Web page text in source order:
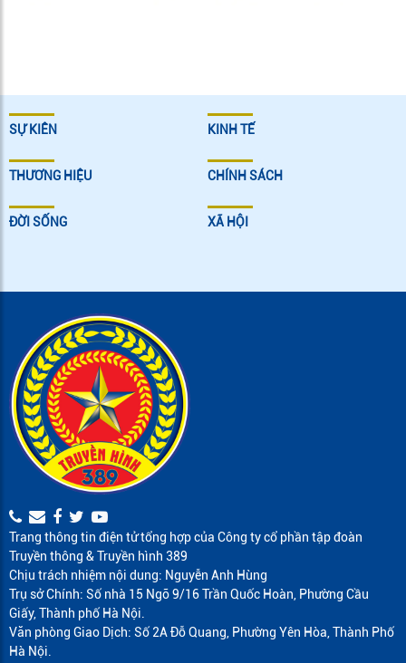
SỰ KIÊN KINH TẾ
THƯƠNG HIỆU CHÍNH SÁCH
ĐỜI SỐNG XÃ HỘI
Trang thông tin điện tử tổng hợp của Công ty cổ phần tập đoàn
Truyền thông & Truyền hình 389
Chịu trách nhiệm nội dung: Nguyễn Anh Hùng
Trụ sở Chính: Số nhà 15 Ngõ 9/16 Trần Quốc Hoàn, Phường Cầu
Giấy, Thành phố Hà Nội.
Văn phòng Giao Dịch: Số 2A Đỗ Quang, Phường Yên Hòa, Thành Phố
Hà Nội.